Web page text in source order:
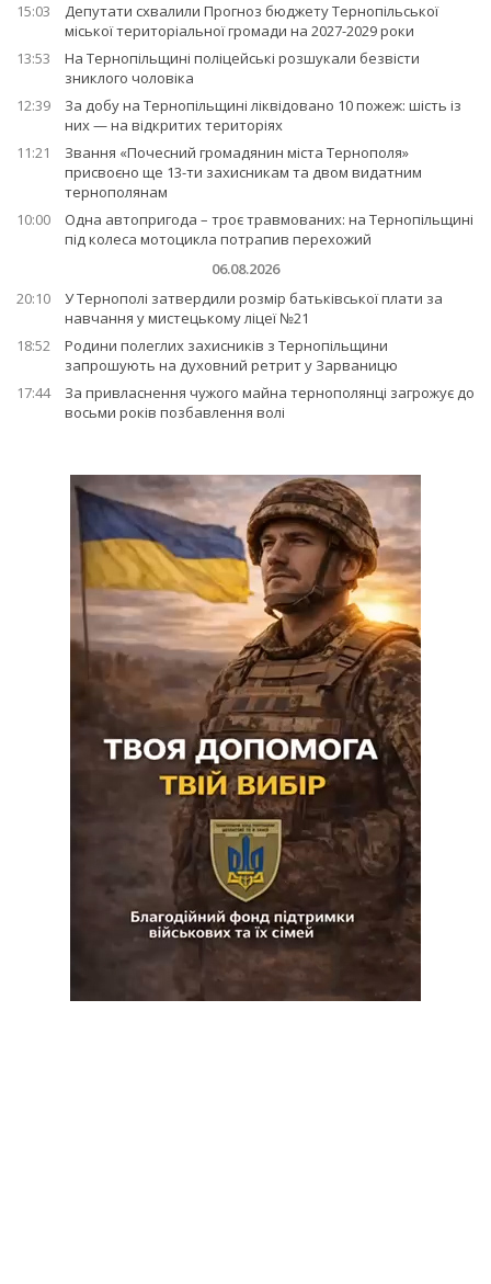
15:03
Депутати схвалили Прогноз бюджету Тернопільської
міської територіальної громади на 2027-2029 роки
13:53
На Тернопільщині поліцейські розшукали безвісти
зниклого чоловіка
12:39
За добу на Тернопільщині ліквідовано 10 пожеж: шість із
них — на відкритих територіях
11:21
Звання «Почесний громадянин міста Тернополя»
присвоєно ще 13-ти захисникам та двом видатним
тернополянам
10:00
Одна автопригода – троє травмованих: на Тернопільщині
під колеса мотоцикла потрапив перехожий
06.08.2026
20:10
У Тернополі затвердили розмір батьківської плати за
навчання у мистецькому ліцеї №21
18:52
Родини полеглих захисників з Тернопільщини
запрошують на духовний ретрит у Зарваницю
17:44
За привласнення чужого майна тернополянці загрожує до
восьми років позбавлення волі